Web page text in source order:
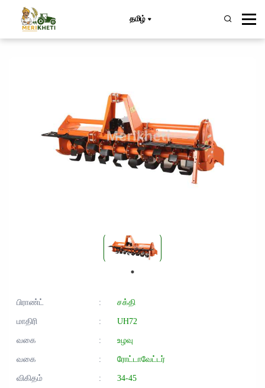
தமிழ்
பிராண்ட் :
சக்தி
மாதிரி
:
UH72
வகை
:
உழவு
வகை
:
ரோட்டாவேட்டர்
விகிதம்
: 34-45